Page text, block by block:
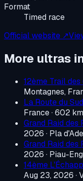
Format
Timed race
Official website ↗
More ultras
12ème Trail
Montagnes,
La Route du Sud
France· 602 km
Grand Raid des
2026 · Pla
Grand Raid des
2026 · Piau-
14ème
Aug 23, 2026 ·